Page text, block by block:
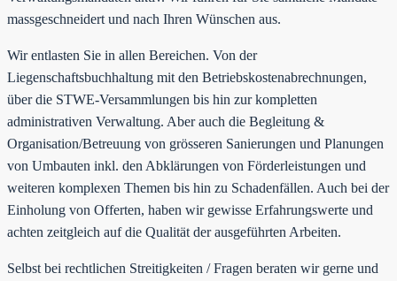
massgeschneidert und nach Ihren Wünschen aus.
Wir entlasten Sie in allen Bereichen. Von der
Liegenschaftsbuchhaltung mit den Betriebskostenabrechnungen,
über die STWE-Versammlungen bis hin zur kompletten
administrativen Verwaltung. Aber auch die Begleitung &
Organisation/Betreuung von grösseren Sanierungen und Planungen
von Umbauten inkl. den Abklärungen von Förderleistungen und
weiteren komplexen Themen bis hin zu Schadenfällen. Auch bei der
Einholung von Offerten, haben wir gewisse Erfahrungswerte und
achten zeitgleich auf die Qualität der ausgeführten Arbeiten.
Selbst bei rechtlichen Streitigkeiten / Fragen beraten wir gerne und